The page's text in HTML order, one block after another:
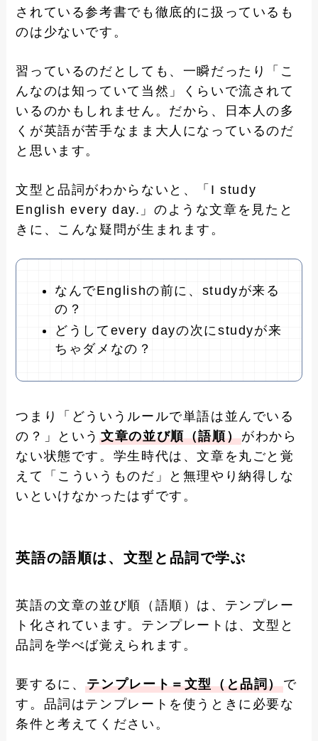
されている参考書でも徹底的に扱っているも
のは少ないです。
習っているのだとしても、一瞬だったり「こ
んなのは知っていて当然」くらいで流されて
いるのかもしれません。だから、日本人の多
くが英語が苦手なまま大人になっているのだ
と思います。
文型と品詞がわからないと、「I study
English every day.」のような文章を見たと
きに、こんな疑問が生まれます。
なんでEnglishの前に、studyが来る
の？
どうしてevery dayの次にstudyが来
ちゃダメなの？
つまり「どういうルールで単語は並んでいる
の？」という文章の並び順（語順）がわから
ない状態です。学生時代は、文章を丸ごと覚
えて「こういうものだ」と無理やり納得しな
いといけなかったはずです。
英語の語順は、文型と品詞で学ぶ
英語の文章の並び順（語順）は、テンプレー
ト化されています。テンプレートは、文型と
品詞を学べば覚えられます。
要するに、テンプレート＝文型（と品詞）で
す。品詞はテンプレートを使うときに必要な
条件と考えてください。